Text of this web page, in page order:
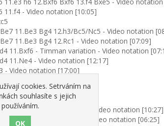
11.f4 - Video notation [10:05]
11.Be3 Bg4 12.h3/Bc5/Nc5 - Video notation
11.Be3 Bg4 12.Rc1 - Video notation [07:09]
11.Bxf6 - Timman variation - Video notation
11.Ne4 - Video notation [12:17]
- Video notation [17:00]
notation [05:07]
notation [12:40]
Qa5 9.Bd2 Qc5 10.Rc1 - Video notation [10:27]
Qa5 9.Bd2 Qc5 10.b4 - Video notation [06:25]
cookies. Setrváním na
souhlasíte s jejich
používáním.